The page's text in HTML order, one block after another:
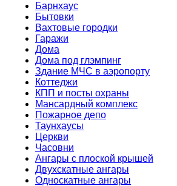
Барнхаус
Бытовки
Вахтовые городки
Гаражи
Дома
Дома под глэмпинг
Здание МЧС в аэропорту
Коттеджи
КПП и посты охраны
Мансардный комплекс
Пожарное депо
Таунхаусы
Церкви
Часовни
Ангары с плоской крышей
Двухскатные ангары
Односкатные ангары